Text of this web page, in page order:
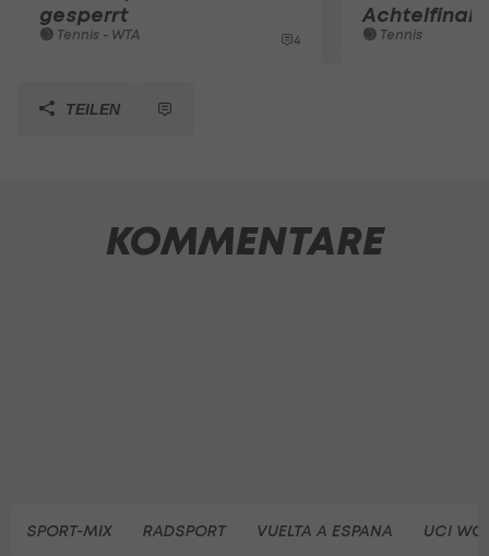
gesperrt
Tennis - WTA 4 Tennis
TEILEN
KOMMENTARE
SPORT-MIX RADSPORT VUELTA A ESPANA UCI